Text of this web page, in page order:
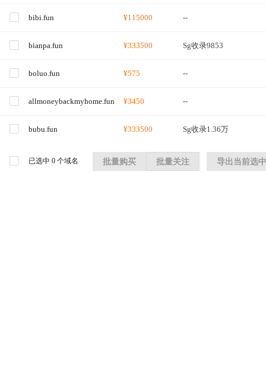
bibi.fun ¥115000 --
bianpa.fun ¥333500 Sg收录9853
boluo.fun ¥575 --
allmoneybackmyhome.fun ¥3450 --
bubu.fun ¥333500 Sg收录1.36万
已选中 0 个域名 批量购买 批量关注 导出当前选中